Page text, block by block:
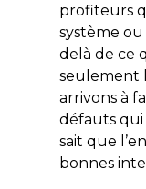
profiteurs
système
delà de ce
seulement
arrivons à
défauts qui
sait que
bonnes